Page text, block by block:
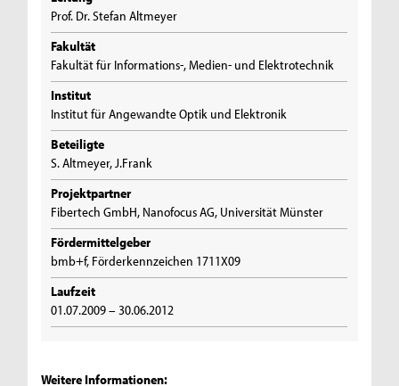
Prof. Dr. Stefan Altmeyer
Fakultät
Fakultät für Informations-, Medien- und Elektrotechnik
Institut
Institut für Angewandte Optik und Elektronik
Beteiligte
S. Altmeyer, J.Frank
Projektpartner
Fibertech GmbH, Nanofocus AG, Universität Münster
Fördermittelgeber
bmb+f, Förderkennzeichen 1711X09
Laufzeit
01.07.2009 – 30.06.2012
Weitere Informationen: